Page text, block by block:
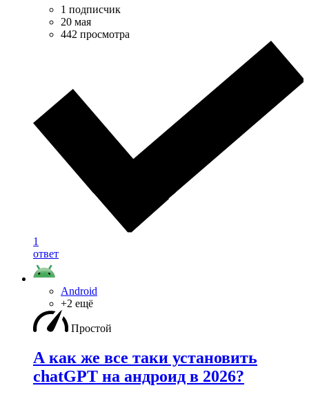
1 подписчик
20 мая
442 просмотра
1
ответ
Android
+2 ещё
Простой
А как же все таки установить
chatGPT на андроид в 2026?